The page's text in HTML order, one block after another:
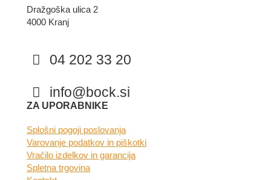
Dražgoška ulica 2
4000 Kranj
04 202 33 20
info@bock.si
Facebook
Instagram
ZA UPORABNIKE
Splošni pogoji poslovanja
Varovanje podatkov in piškotki
Vračilo izdelkov in garancija
Spletna trgovina